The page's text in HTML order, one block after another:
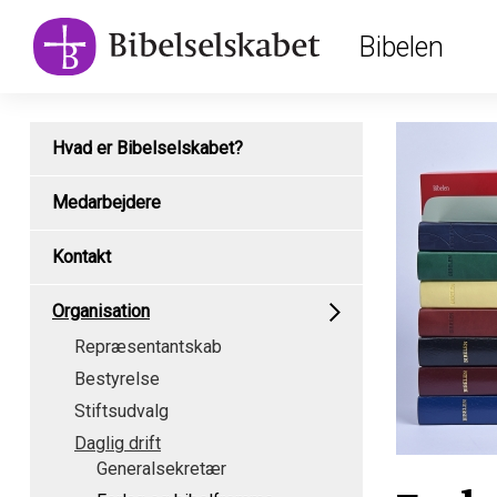
main
navigation
Bibelen
Subpage
type
Hvad er Bibelselskabet?
Medarbejdere
Kontakt
Organisation
Repræsentantskab
Bestyrelse
Stiftsudvalg
Daglig drift
Generalsekretær